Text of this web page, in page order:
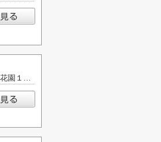
千葉県千葉市花見川区花園１丁目